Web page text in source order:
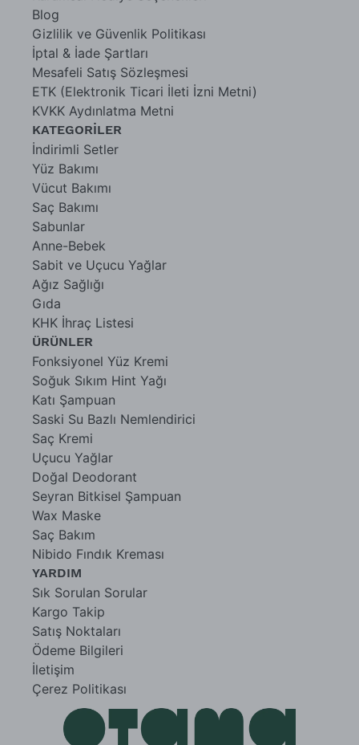
Blog
Gizlilik ve Güvenlik Politikası
İptal & İade Şartları
Mesafeli Satış Sözleşmesi
ETK (Elektronik Ticari İleti İzni Metni)
KVKK Aydınlatma Metni
KATEGORİLER
İndirimli Setler
Yüz Bakımı
Vücut Bakımı
Saç Bakımı
Sabunlar
Anne-Bebek
Sabit ve Uçucu Yağlar
Ağız Sağlığı
Gıda
KHK İhraç Listesi
ÜRÜNLER
Fonksiyonel Yüz Kremi
Soğuk Sıkım Hint Yağı
Katı Şampuan
Saski Su Bazlı Nemlendirici
Saç Kremi
Uçucu Yağlar
Doğal Deodorant
Seyran Bitkisel Şampuan
Wax Maske
Saç Bakım
Nibido Fındık Kreması
YARDIM
Sık Sorulan Sorular
Kargo Takip
Satış Noktaları
Ödeme Bilgileri
İletişim
Çerez Politikası